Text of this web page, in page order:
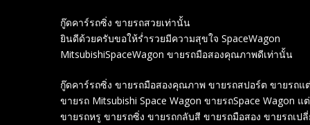
กู๊ดคาร์รถซิ่ง ขายรถสวยเท่านั้น
ยินดีด้วยครับขอให้ร่ำรวยมีความสุขใจ SpaceWagon
MitsubishiSpaceWagon ขายรถมือสองคุณภาพดีเท่านั้น
กู๊ดคาร์รถซิ่ง ขายรถมือสองคุณภาพ ขายรถสปอร์ต ขายรถแ
ขายรถ Mitsubishi Space Wagon ขายรถSpace Wagon แ
ขายรถหรู ขายรถซิ่ง ขายรถกลับสี ขายรถมือสอง ขายรถเปลี่